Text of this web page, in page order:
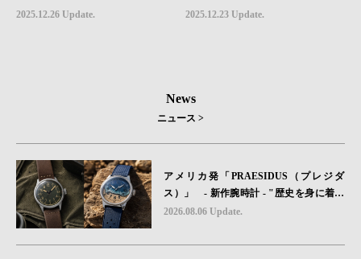
2025.12.26 Update.
2025.12.23 Update.
News
ニュース >
アメリカ発「PRAESIDUS（プレジダ
ス）」 - 新作腕時計 - "歴史を身に着け
る“ -戦場を駆け抜けたWillys MBのボンネ
砂を文字盤に閉じ込めた「A-11」コレク
2026.08.06 Update.